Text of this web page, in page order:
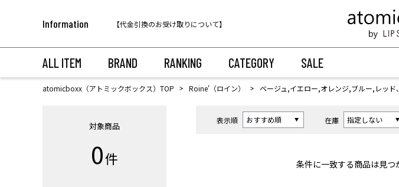
Information
【代金引換のお受け取りについて】
ALL ITEM BRAND RANKING CATEGORY SALE
atomicboxx（アトミックボックス）TOP Roine'（ロイン） ベージュ,イエロー,オレンジ,ブルー,レッ
表示順 在庫
条件に一致する商品は見つ
対象商品
0件